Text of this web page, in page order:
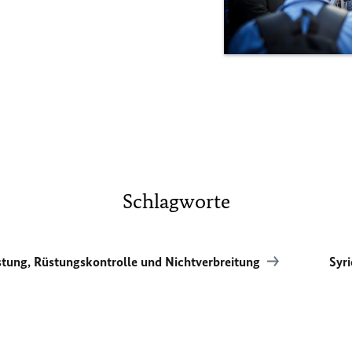
Schlagworte
Rüstungskontrolle und Nichtverbreitung